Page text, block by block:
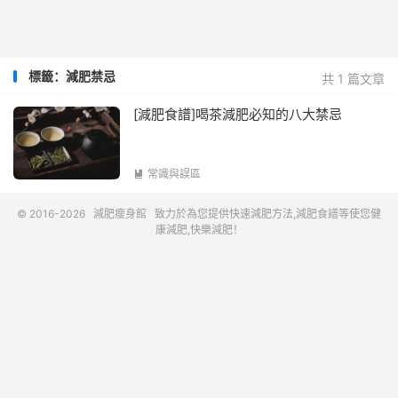
共 1 篇文章
標籤：減肥禁忌
[減肥食譜]喝茶減肥必知的八大禁忌
 常識與誤區
© 2016-2026 減肥瘦身館 致力於為您提供快速減肥方法,減肥食譜等使您健
康減肥,快樂減肥！